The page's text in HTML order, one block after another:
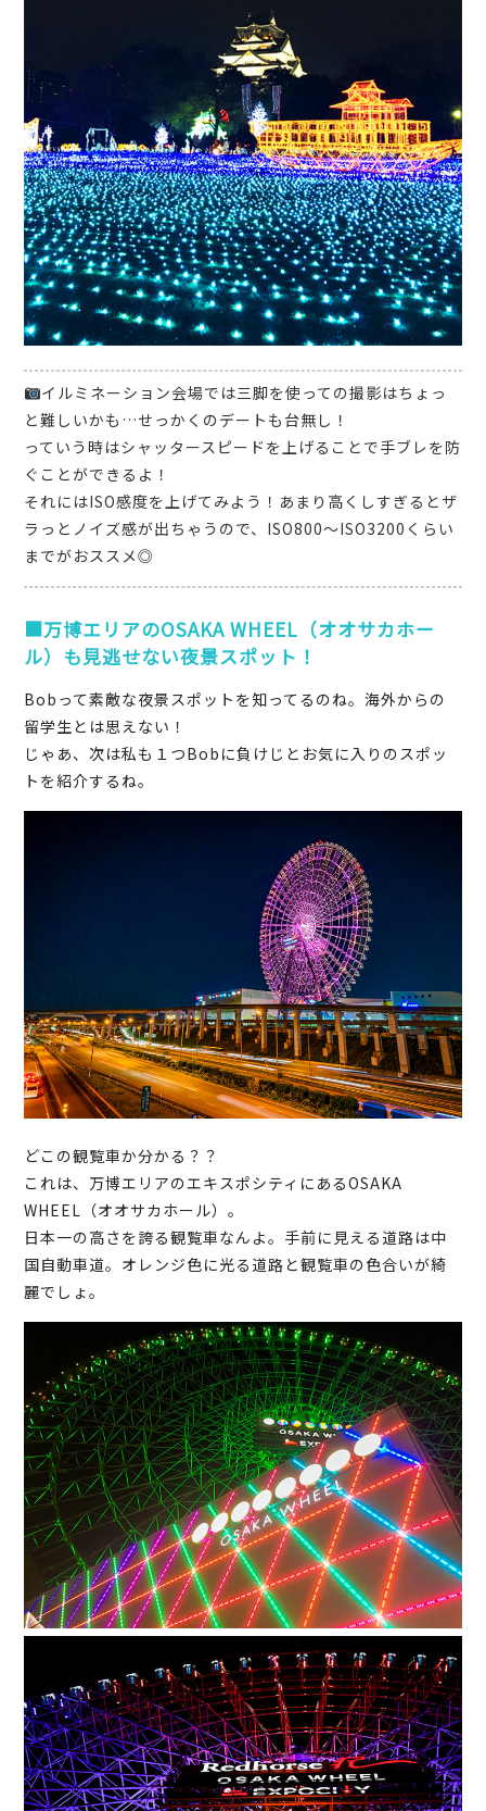
イルミネーション会場では三脚を使っての撮影はちょっ
と難しいかも…せっかくのデートも台無し！
っていう時はシャッタースピードを上げることで手ブレを防
ぐことができるよ！
それにはISO感度を上げてみよう！あまり高くしすぎるとザ
ラっとノイズ感が出ちゃうので、ISO800〜ISO3200くらい
までがおススメ◎
■万博エリアのOSAKA WHEEL（オオサカホー
ル）も見逃せない夜景スポット！
Bobって素敵な夜景スポットを知ってるのね。海外からの
留学生とは思えない！
じゃあ、次は私も１つBobに負けじとお気に入りのスポッ
トを紹介するね。
どこの観覧車か分かる？？
これは、万博エリアのエキスポシティにあるOSAKA
WHEEL（オオサカホール）。
日本一の高さを誇る観覧車なんよ。手前に見える道路は中
国自動車道。オレンジ色に光る道路と観覧車の色合いが綺
麗でしょ。